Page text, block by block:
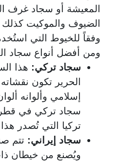
المعيشة أو سجاد غرف
الضيوف والموكيت كذلك
وفقاً للخيوط التي
ومن أفضل أنواع سجاد
سجاد تركي: هذا
الحرير تكون
إسلامي وألوانه
سجاد تركي في قطر
تركيا التي تُصدر
سجاد إيراني: تتم
ويُصنع من خيطان